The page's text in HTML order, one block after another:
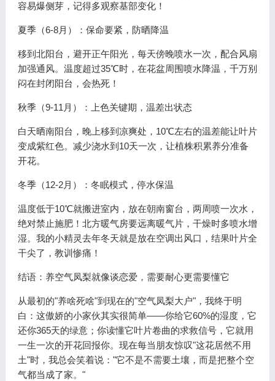
容易爆侧芽，记得多观察基部变化！
夏季（6-8月）：保命要紧，防晒降温
移到北阳台，避开正午阳光，每天傍晚喷水一次，配合风扇
加强通风。温度超过35℃时，在花盆周围喷水降温，千万别
闷在封闭阳台，会热死！
秋季（9-11月）：上色关键期，温差出状态
白天晒南阳台，晚上移到凉爽处，10℃左右的温差能让叶片
变成紫红色。减少浇水到10天一次，让植株积累养分准备
开花。
冬季（12-2月）：冬眠模式，停水保温
温度低于10℃就搬进室内，放在朝南窗台，两周喷一次水，
绝对禁止施肥！北方暖气房要远离暖气片，干燥时多喷水增
湿。我的小精灵去年冬天就是放在空调出风口，结果叶片全
干尖了，教训惨痛！
结语：养空气凤梨就像谈恋爱，需要耐心更需要懂它
从最初的"养啥死啥"到现在的"空气凤梨大户"，我终于明
白：这傲娇的小家伙其实很简单——你给它60%的湿度，它
还你365天的绿意；你读懂它叶片卷曲的求救信号，它就用
一生一次的开花回报你。现在每当朋友惊叹"这花居然不用
土"时，我总会笑着说："它不是不需要土壤，而是把整个空
气都当成了家。"